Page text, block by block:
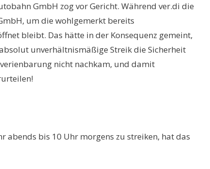
GmbH zog vor Gericht. Während ver.di die
um die wohlgemerkt bereits
bleibt. Das hätte in der Konsequenz gemeint,
unverhältnismäßige Streik die Sicherheit
nicht nachkam, und damit
abends bis 10 Uhr morgens zu streiken, hat das